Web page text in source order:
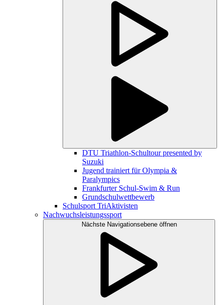
DTU Triathlon-Schultour presented by
Suzuki
Jugend trainiert für Olympia &
Paralympics
Frankfurter Schul-Swim & Run
Grundschulwettbewerb
Schulsport TriAktivisten
Nachwuchsleistungssport
Nächste Navigationsebene öffnen